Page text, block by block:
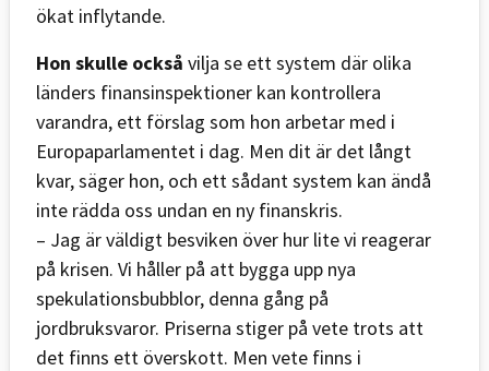
ökat inflytande.
Hon skulle också vilja se ett system där olika
länders finansinspektioner kan kontrollera
varandra, ett förslag som hon arbetar med i
Europaparlamentet i dag. Men dit är det långt
kvar, säger hon, och ett sådant system kan ändå
inte rädda oss undan en ny finanskris.
– Jag är väldigt besviken över hur lite vi reagerar
på krisen. Vi håller på att bygga upp nya
spekulationsbubblor, denna gång på
jordbruksvaror. Priserna stiger på vete trots att
det finns ett överskott. Men vete finns i